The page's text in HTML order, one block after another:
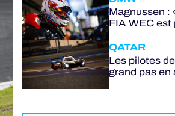
Magnussen :
FIA WEC est
QATAR
Les pilotes
grand pas en